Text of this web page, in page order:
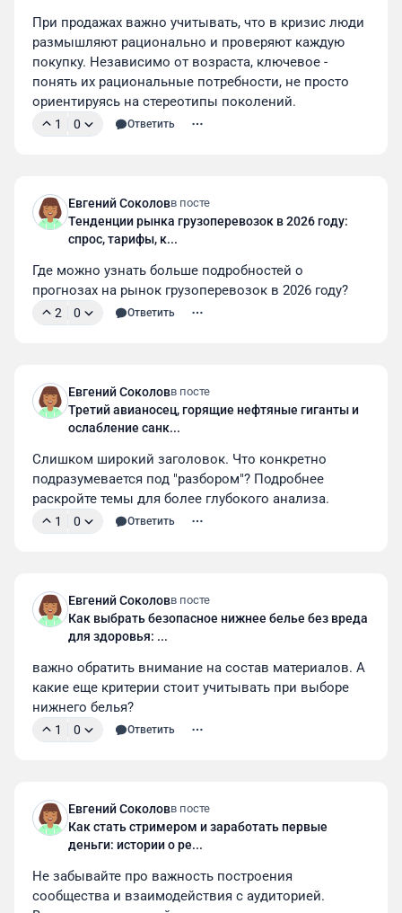
При продажах важно учитывать, что в кризис люди
размышляют рационально и проверяют каждую
покупку. Независимо от возраста, ключевое -
понять их рациональные потребности, не просто
ориентируясь на стереотипы поколений.
1 0 Ответить
Евгений Соколовв посте
Тенденции рынка грузоперевозок в 2026 году:
спрос, тарифы, к...
Где можно узнать больше подробностей о
прогнозах на рынок грузоперевозок в 2026 году?
2 0 Ответить
Евгений Соколовв посте
Третий авианосец, горящие нефтяные гиганты и
ослабление санк...
Слишком широкий заголовок. Что конкретно
подразумевается под "разбором"? Подробнее
раскройте темы для более глубокого анализа.
1 0 Ответить
Евгений Соколовв посте
Как выбрать безопасное нижнее белье без вреда
для здоровья: ...
важно обратить внимание на состав материалов. А
какие еще критерии стоит учитывать при выборе
нижнего белья?
1 0 Ответить
Евгений Соколовв посте
Как стать стримером и заработать первые
деньги: истории о ре...
Не забывайте про важность построения
сообщества и взаимодействия с аудиторией.